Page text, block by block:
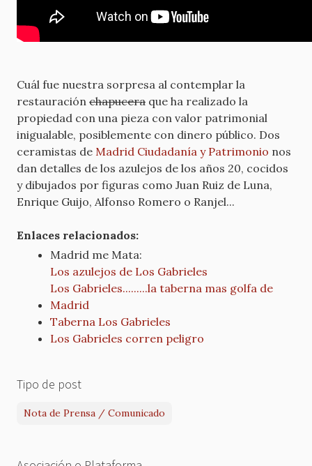
Cuál fue nuestra sorpresa al contemplar la
restauración chapucera que ha realizado la
propiedad con una pieza con valor patrimonial
inigualable, posiblemente con dinero público. Dos
ceramistas de Madrid Ciudadanía y Patrimonio nos
dan detalles de los azulejos de los años 20, cocidos
y dibujados por figuras como Juan Ruiz de Luna,
Enrique Guijo, Alfonso Romero o Ranjel...
Enlaces relacionados:
Madrid me Mata:
Los azulejos de Los Gabrieles
Los Gabrieles.........la taberna mas golfa de
Madrid
Taberna Los Gabrieles
Los Gabrieles corren peligro
Tipo de post
Nota de Prensa / Comunicado